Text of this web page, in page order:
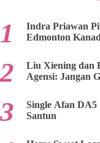
Indra Priawan
Edmonton
Liu Xiening dan
Agensi: Jangan
Single Afan
Santun